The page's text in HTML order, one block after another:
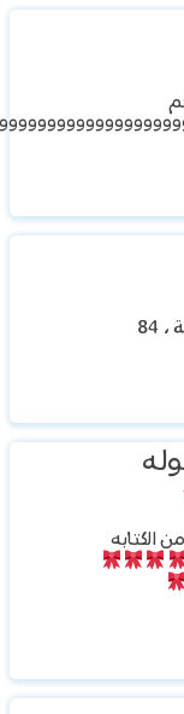
84
الكتابه